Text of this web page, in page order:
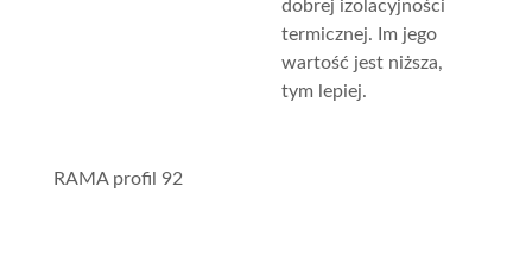
dobrej izolacyjności
termicznej. Im jego
wartość jest niższa,
tym lepiej.
RAMA profil 92